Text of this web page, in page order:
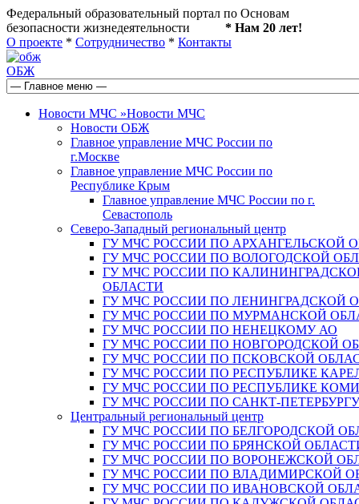
Федеральный образовательный портал по Основам
безопасности жизнедеятельности * Нам 20 лет!
О проекте * Сотрудничество * Контакты
ОБЖ
Новости МЧС »Новости МЧС
Новости ОБЖ
Главное управление МЧС России по
г.Москве
Главное управление МЧС России по
Республике Крым
Главное управление МЧС России по г.
Севастополь
Северо-Западный региональный центр
ГУ МЧС РОССИИ ПО АРХАНГЕЛЬСКОЙ
ГУ МЧС РОССИИ ПО ВОЛОГОДСКОЙ
ГУ МЧС РОССИИ ПО
ОБЛАСТИ
ГУ МЧС РОССИИ ПО ЛЕНИНГРАДСКОЙ
ГУ МЧС РОССИИ ПО МУРМАНСКОЙ
ГУ МЧС РОССИИ ПО НЕНЕЦКОМУ АО
ГУ МЧС РОССИИ ПО НОВГОРОДСКОЙ
ГУ МЧС РОССИИ ПО ПСКОВСКОЙ
ГУ МЧС РОССИИ ПО РЕСПУБЛИКЕ
ГУ МЧС РОССИИ ПО РЕСПУБЛИКЕ КОМИ
ГУ МЧС РОССИИ ПО САНКТ-ПЕТЕРБУРГУ
Центральный региональный центр
ГУ МЧС РОССИИ ПО БЕЛГОРОДСКОЙ
ГУ МЧС РОССИИ ПО БРЯНСКОЙ
ГУ МЧС РОССИИ ПО ВОРОНЕЖСКОЙ
ГУ МЧС РОССИИ ПО ВЛАДИМИРСКОЙ
ГУ МЧС РОССИИ ПО ИВАНОВСКОЙ